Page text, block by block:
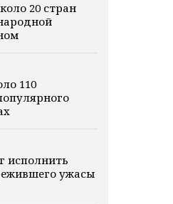
20 стран
110
исполнить
ужасы